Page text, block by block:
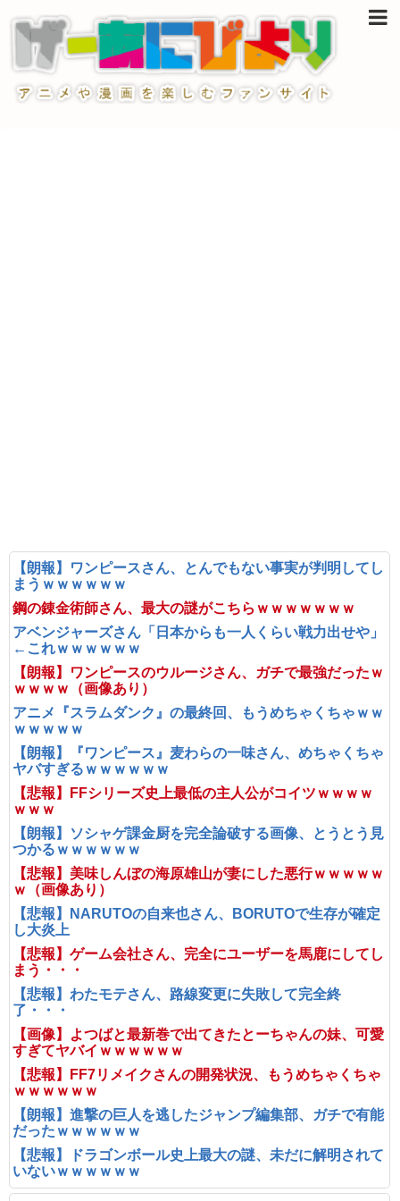
【朗報】ワンピースさん、とんでもない事実が判明してし
まうｗｗｗｗｗｗ
鋼の錬金術師さん、最大の謎がこちらｗｗｗｗｗｗｗ
アベンジャーズさん「日本からも一人くらい戦力出せや」
←これｗｗｗｗｗｗ
【朗報】ワンピースのウルージさん、ガチで最強だったｗ
ｗｗｗｗ（画像あり）
アニメ『スラムダンク』の最終回、もうめちゃくちゃｗｗ
ｗｗｗｗｗ
【朗報】『ワンピース』麦わらの一味さん、めちゃくちゃ
ヤバすぎるｗｗｗｗｗｗ
【悲報】FFシリーズ史上最低の主人公がコイツｗｗｗｗ
ｗｗｗ
【朗報】ソシャゲ課金厨を完全論破する画像、とうとう見
つかるｗｗｗｗｗｗ
【悲報】美味しんぼの海原雄山が妻にした悪行ｗｗｗｗｗ
ｗ（画像あり）
【悲報】NARUTOの自来也さん、BORUTOで生存が確定
し大炎上
【悲報】ゲーム会社さん、完全にユーザーを馬鹿にしてし
まう・・・
【悲報】わたモテさん、路線変更に失敗して完全終
了・・・
【画像】よつばと最新巻で出てきたとーちゃんの妹、可愛
すぎてヤバイｗｗｗｗｗｗ
【悲報】FF7リメイクさんの開発状況、もうめちゃくちゃ
ｗｗｗｗｗｗ
【朗報】進撃の巨人を逃したジャンプ編集部、ガチで有能
だったｗｗｗｗｗｗ
【悲報】ドラゴンボール史上最大の謎、未だに解明されて
いないｗｗｗｗｗｗ